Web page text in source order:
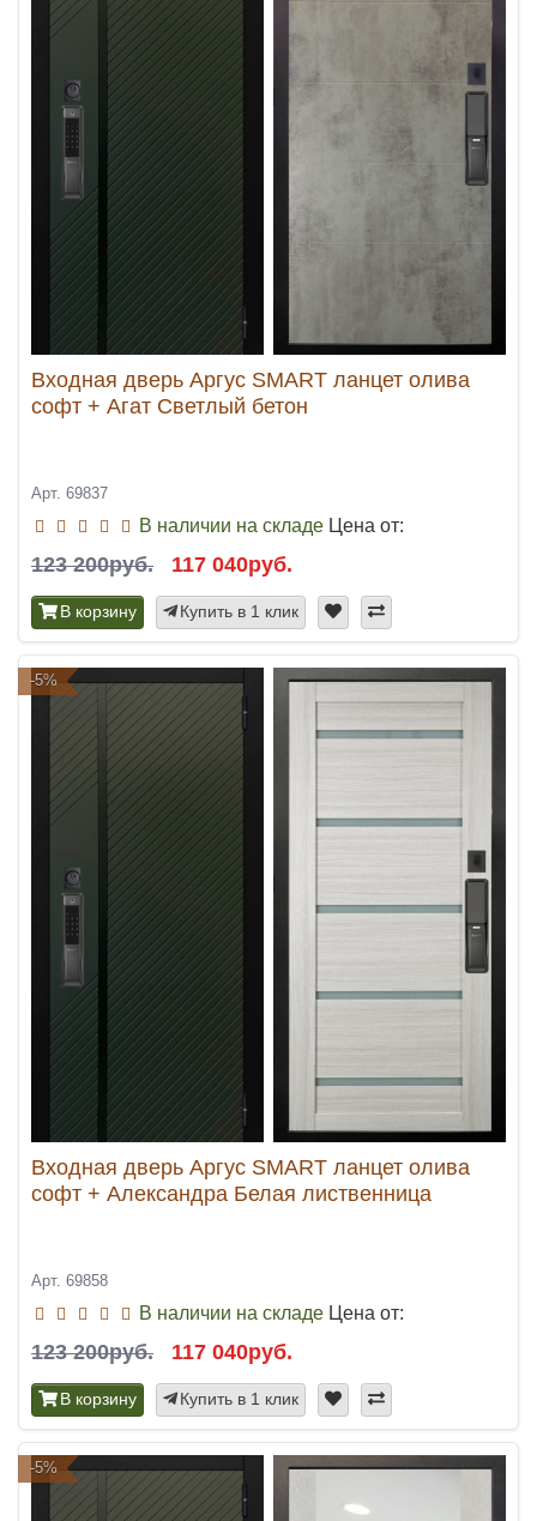
Входная дверь Аргус SMART ланцет олива
софт + Агат Светлый бетон
Арт. 69837
В наличии на складе Цена от:
123 200руб. 117 040руб.
В корзину Купить в 1 клик
-5%
Входная дверь Аргус SMART ланцет олива
софт + Александра Белая лиственница
Арт. 69858
В наличии на складе Цена от:
123 200руб. 117 040руб.
В корзину Купить в 1 клик
-5%